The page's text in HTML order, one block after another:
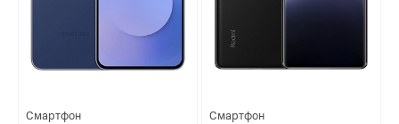
Смартфон
Смартфон